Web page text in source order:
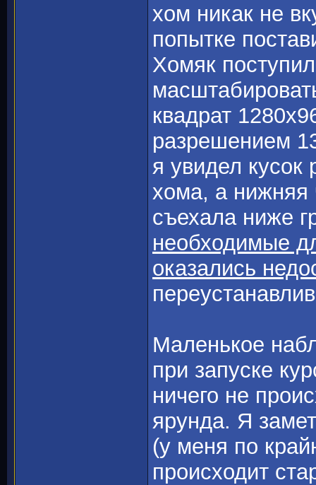
хом никак не
попытке
Хомяк
квадрат
разрешением
я увидел кусок
хома, а нижняя
съехала ниже
необходимые
оказались
Маленькое
при запуске
ничего не
ярунда. Я
(у меня по
происходит